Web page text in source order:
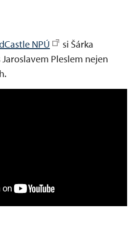
NPÚ
si Šárka
Pleslem nejen